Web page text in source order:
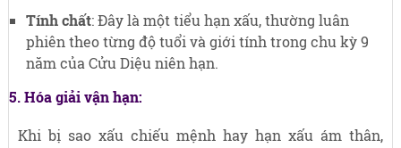
Tính chất: Đây là một tiểu hạn xấu, thường luân
phiên theo từng độ tuổi và giới tính trong chu kỳ 9
năm của Cửu Diệu niên hạn.
5. Hóa giải vận hạn:
Khi bị sao xấu chiếu mệnh hay hạn xấu ám thân,